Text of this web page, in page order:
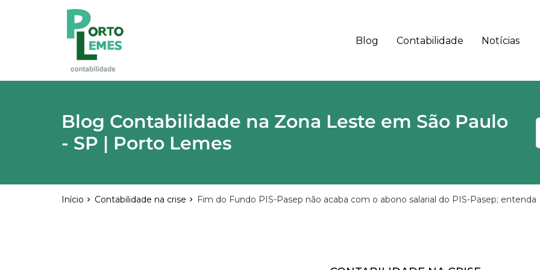
Blog Contabilidade Notícias
Blog Contabilidade na Zona Leste em São Paulo
- SP | Porto Lemes
Início Contabilidade na crise Fim do Fundo PIS-Pasep não acaba com o abono salarial do PIS-Pasep; entenda
reply
phone (11) 2015-4955
email
Deixe sua Mensagem